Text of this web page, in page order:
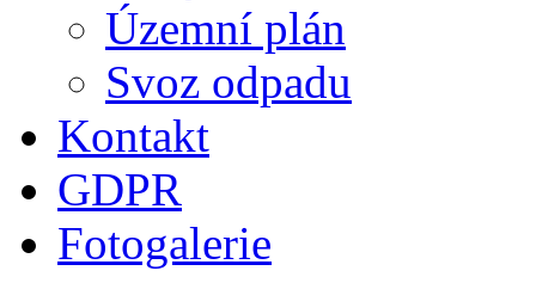
Územní plán
Svoz odpadu
Kontakt
GDPR
Fotogalerie